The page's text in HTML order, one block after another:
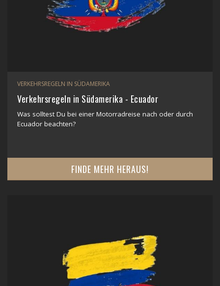
VERKEHRSREGELN IN SÜDAMERIKA
Verkehrsregeln in Südamerika - Ecuador
Was solltest Du bei einer Motorradreise nach oder durch
Ecuador beachten?
FINDE MEHR HERAUS!